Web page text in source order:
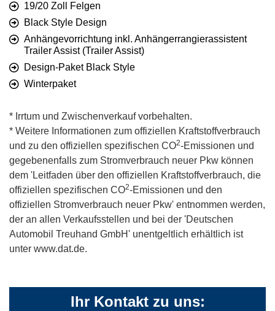
19/20 Zoll Felgen
Black Style Design
Anhängevorrichtung inkl. Anhängerrangierassistent
Trailer Assist (Trailer Assist)
Design-Paket Black Style
Winterpaket
* Irrtum und Zwischenverkauf vorbehalten.
* Weitere Informationen zum offiziellen Kraftstoffverbrauch
und zu den offiziellen spezifischen CO2-Emissionen und
gegebenenfalls zum Stromverbrauch neuer Pkw können
dem 'Leitfaden über den offiziellen Kraftstoffverbrauch, die
offiziellen spezifischen CO2-Emissionen und den
offiziellen Stromverbrauch neuer Pkw' entnommen werden,
der an allen Verkaufsstellen und bei der 'Deutschen
Automobil Treuhand GmbH' unentgeltlich erhältlich ist
unter www.dat.de.
Ihr Kontakt zu uns: